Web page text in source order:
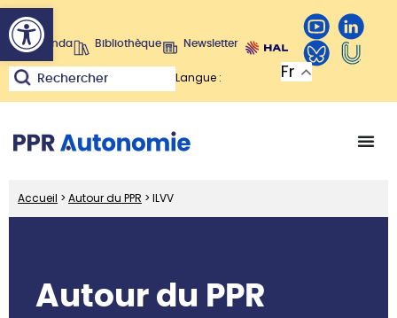
Ouvrir la barre d’outils
Agenda Bibliothèque Newsletter
Rechercher Langue : Fr
Accueil > Autour du PPR > ILVV
Autour du PPR